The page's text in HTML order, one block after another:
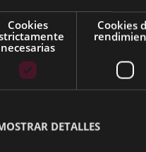
van alternándose las
adaptaciones
donde confluyen humor
, memoria y vanguardia
las lleves”.
Cookies
necesarias
Cookies
DETALLES